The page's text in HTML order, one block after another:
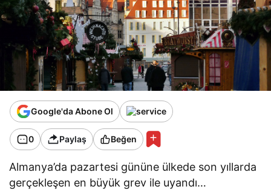
Google'da Abone Ol
0 Paylaş Beğen
Almanya’da pazartesi gününe ülkede son yıllarda
gerçekleşen en büyük grev ile uyandı…